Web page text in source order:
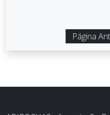
Página